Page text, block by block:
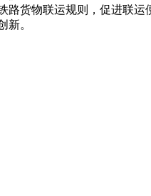
路货物联运规则，促进联
新。